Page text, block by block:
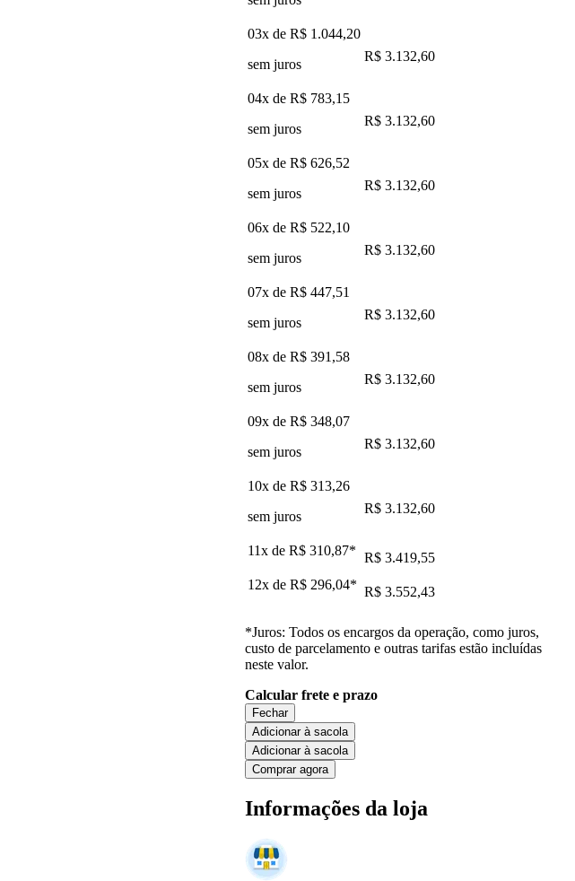
03x de R$ 1.044,20
sem juros
R$ 3.132,60
04x de R$ 783,15
sem juros
R$ 3.132,60
05x de R$ 626,52
sem juros
R$ 3.132,60
06x de R$ 522,10
sem juros
R$ 3.132,60
07x de R$ 447,51
sem juros
R$ 3.132,60
08x de R$ 391,58
sem juros
R$ 3.132,60
09x de R$ 348,07
sem juros
R$ 3.132,60
10x de R$ 313,26
sem juros
R$ 3.132,60
11x de R$ 310,87* R$ 3.419,55
12x de R$ 296,04* R$ 3.552,43
*Juros: Todos os encargos da operação, como juros,
custo de parcelamento e outras tarifas estão incluídas
neste valor.
Calcular frete e prazo
Fechar
Adicionar à sacola
Adicionar à sacola
Comprar agora
Informações da loja